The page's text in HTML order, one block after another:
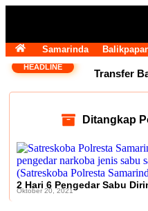
Samarinda
HEADLINE
Transfer
Terganggu
Pemprov
Dilakukan
Ditangkap
2 Hari 6 Pengedar Sabu
Oktober 20, 2021